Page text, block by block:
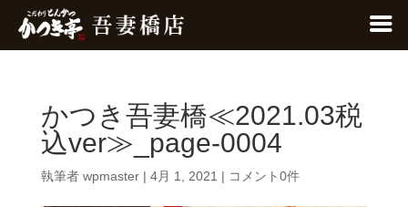
かつき吾妻橋≪2021.03税
込ver≫_page-0004
執筆者 wpmaster| 4月 1, 2021 | コメント0件